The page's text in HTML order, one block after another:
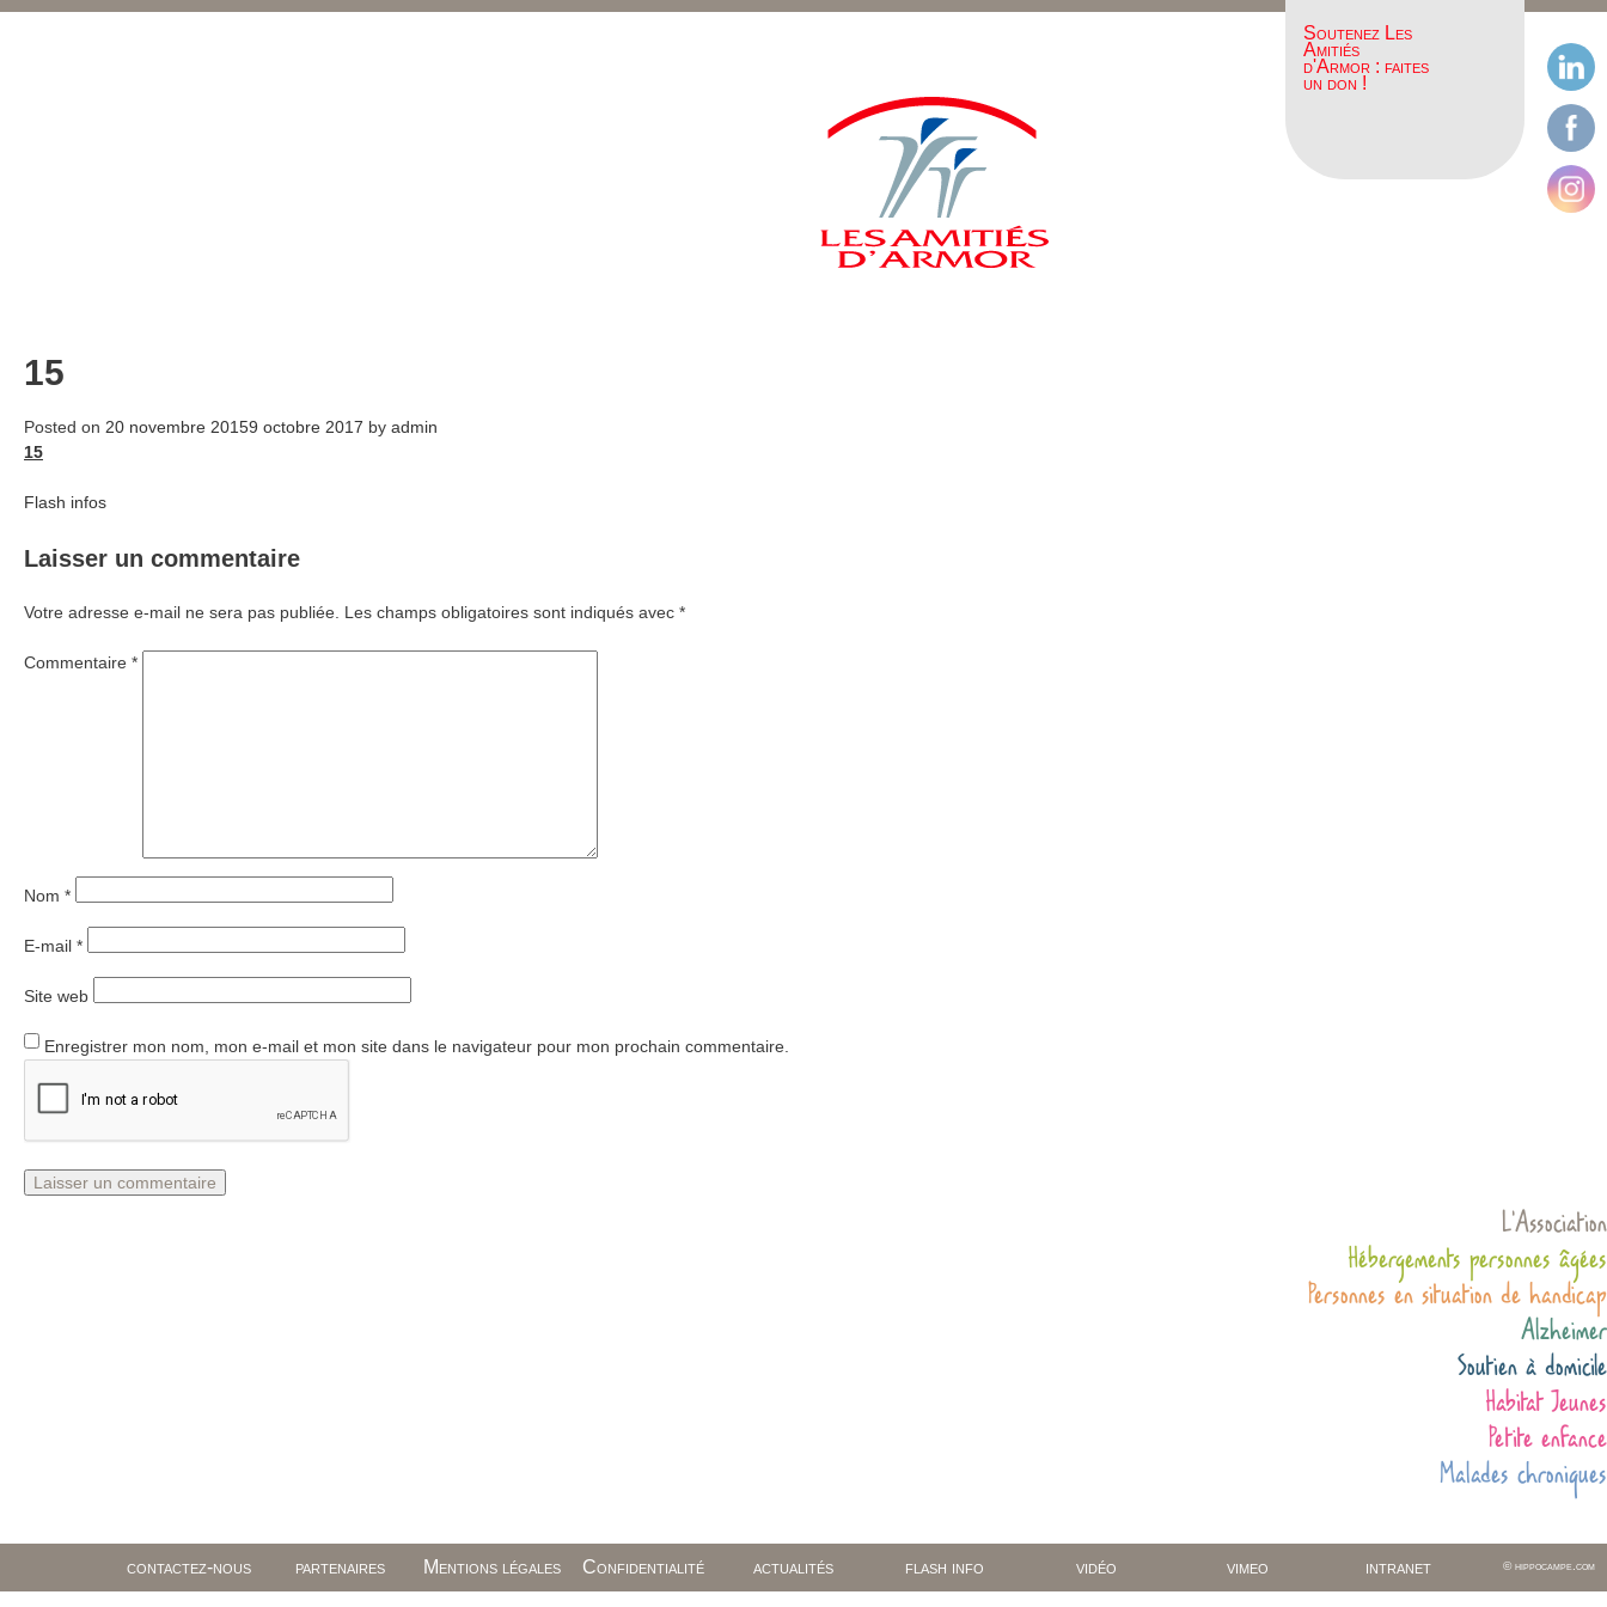
Soutenez Les
Amitiés
d'Armor : faites
un don !
15
Posted on 20 novembre 20159 octobre 2017 by admin
15
Navigation
l’article
Flash infos
Laisser un commentaire
Votre adresse e-mail ne sera pas publiée. Les champs obligatoires sont indiqués avec *
Commentaire *
Nom *
E-mail *
Site web
Enregistrer mon nom, mon e-mail et mon site dans le navigateur pour mon prochain commentaire.
L’Association
Hébergements personnes âgées
Personnes en situation de handicap
Alzheimer
Soutien à domicile
Habitat Jeunes
Petite enfance
Malades chroniques
contactez-nous partenaires Mentions légales Confidentialité actualités flash info vidéo vimeo intranet hippocampe.com